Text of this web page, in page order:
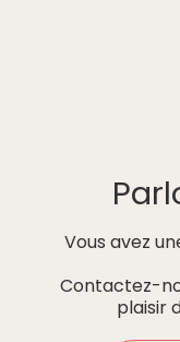
Vous avez
Contactez-
plaisir